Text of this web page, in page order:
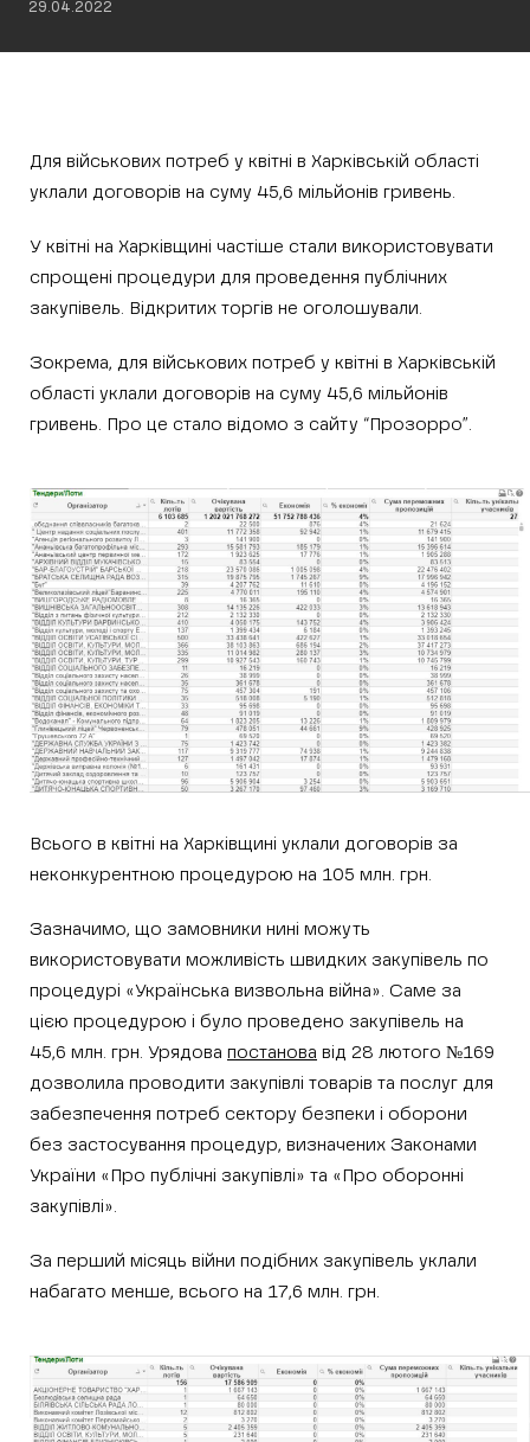
29.04.2022
Для військових потреб у квітні в Харківській області
уклали договорів на суму 45,6 мільйонів гривень.
У квітні на Харківщині частіше стали використовувати
спрощені процедури для проведення публічних
закупівель. Відкритих торгів не оголошували.
Зокрема, для військових потреб у квітні в Харківській
області уклали договорів на суму 45,6 мільйонів
гривень. Про це стало відомо з сайту “Прозорро”.
Всього в квітні на Харківщині уклали договорів за
неконкурентною процедурою на 105 млн. грн.
Зазначимо, що замовники нині можуть
використовувати можливість швидких закупівель по
процедурі «Українська визвольна війна». Саме за
цією процедурою і було проведено закупівель на
45,6 млн. грн. Урядова постанова від 28 лютого №169
дозволила проводити закупівлі товарів та послуг для
забезпечення потреб сектору безпеки і оборони
без застосування процедур, визначених Законами
України «Про публічні закупівлі» та «Про оборонні
закупівлі».
За перший місяць війни подібних закупівель уклали
набагато менше, всього на 17,6 млн. грн.